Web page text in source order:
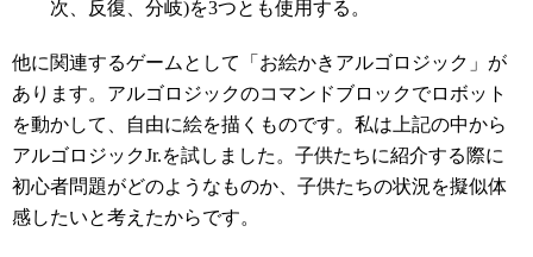
次、反復、分岐)を3つとも使用する。
他に関連するゲームとして「お絵かきアルゴロジック」が
あります。アルゴロジックのコマンドブロックでロボット
を動かして、自由に絵を描くものです。私は上記の中から
アルゴロジックJr.を試しました。子供たちに紹介する際に
初心者問題がどのようなものか、子供たちの状況を擬似体
感したいと考えたからです。